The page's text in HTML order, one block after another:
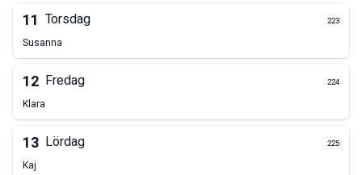
11 Torsdag 223
Susanna
12 Fredag 224
Klara
13 Lördag 225
Kaj